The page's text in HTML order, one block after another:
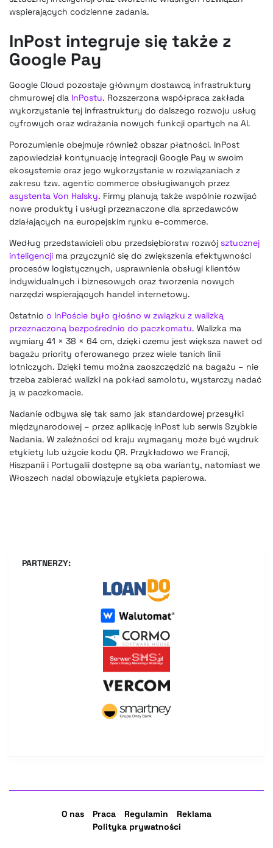
wspierających codzienne zadania.
InPost integruje się także z
Google Pay
Google Cloud pozostaje głównym dostawcą infrastruktury
chmurowej dla InPostu. Rozszerzona współpraca zakłada
wykorzystanie tej infrastruktury do dalszego rozwoju usług
cyfrowych oraz wdrażania nowych funkcji opartych na AI.
Porozumienie obejmuje również obszar płatności. InPost
zapowiedział kontynuację integracji Google Pay w swoim
ekosystemie oraz jego wykorzystanie w rozwiązaniach z
zakresu tzw. agentic commerce obsługiwanych przez
asystenta Von Halsky. Firmy planują także wspólnie rozwijać
nowe produkty i usługi przeznaczone dla sprzedawców
działających na europejskim rynku e-commerce.
Według przedstawicieli obu przedsiębiorstw rozwój sztucznej
inteligencji ma przyczynić się do zwiększenia efektywności
procesów logistycznych, usprawnienia obsługi klientów
indywidualnych i biznesowych oraz tworzenia nowych
narzędzi wspierających handel internetowy.
Ostatnio o InPoście było głośno w związku z walizką
przeznaczoną bezpośrednio do paczkomatu. Walizka ma
wymiary 41 × 38 × 64 cm, dzięki czemu jest większa nawet od
bagażu priority oferowanego przez wiele tanich linii
lotniczych. Dzięki temu można zaoszczędzić na bagażu – nie
trzeba zabierać walizki na pokład samolotu, wystarczy nadać
ją w paczkomacie.
Nadanie odbywa się tak samo jak standardowej przesyłki
międzynarodowej – przez aplikację InPost lub serwis Szybkie
Nadania. W zależności od kraju wymagany może być wydruk
etykiety lub użycie kodu QR. Przykładowo we Francji,
Hiszpanii i Portugalii dostępne są oba warianty, natomiast we
Włoszech nadal obowiązuje etykieta papierowa.
PARTNERZY:
O nas Praca Regulamin
Reklama
Polityka prywatności